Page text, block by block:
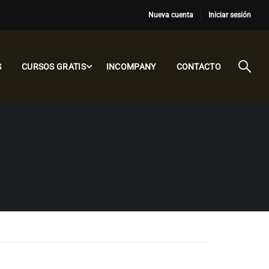
Nueva cuenta Iniciar sesión
CURSOS GRATIS INCOMPANY CONTACTO